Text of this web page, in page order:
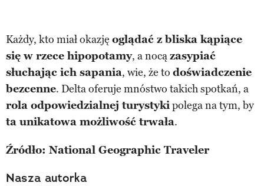
Każdy, kto miał okazję oglądać z bliska kąpiące
się w rzece hipopotamy, a nocązasypiać
słuchając ich sapania, wie, że to doświadczenie
bezcenne. Delta oferuje mnóstwo takich spotkań, a
rola odpowiedzialnej turystykipolega na tym, by
ta unikatowa możliwość trwała.
Źródło: National Geographic Traveler
Nasza autorka